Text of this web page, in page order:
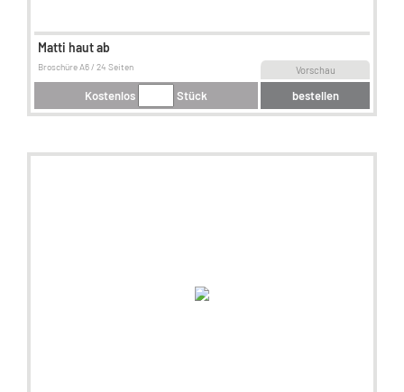
Matti haut ab
Vorschau
Broschüre A6 / 24 Seiten
Kostenlos Stück bestellen